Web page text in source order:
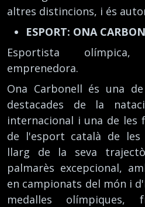
altres distincions, i és
ESPORT: ONA
Esportista
emprenedora.
Ona Carbonell és una
destacades de la
internacional i una de les
de l'esport català de les
llarg de la seva
palmarès excepcional,
en campionats del món i
medalles